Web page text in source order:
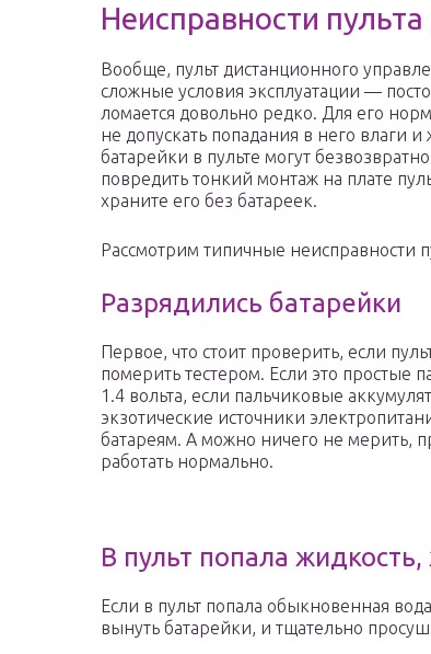
Неисправности
Вообще, пульт дистанционного
сложные условия эксплуатации —
ломается довольно редко. Для его
не допускать попадания в него влаги
батарейки в пульте могут
повредить тонкий монтаж на плате
храните его без батареек.
Рассмотрим типичные неисправности
Разрядились батарейки
Первое, что стоит проверить, если
померить тестером. Если это
1.4 вольта, если пальчиковые
экзотические источники
батареям. А можно ничего не мерить,
работать нормально.
В пульт попала
Если в пульт попала обыкновенная
вынуть батарейки, и тщательно